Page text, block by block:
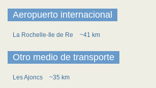
Aeropuerto internacional
La Rochelle-Ile de Re ~41 km
Otro medio de transporte
Les Ajoncs ~35 km